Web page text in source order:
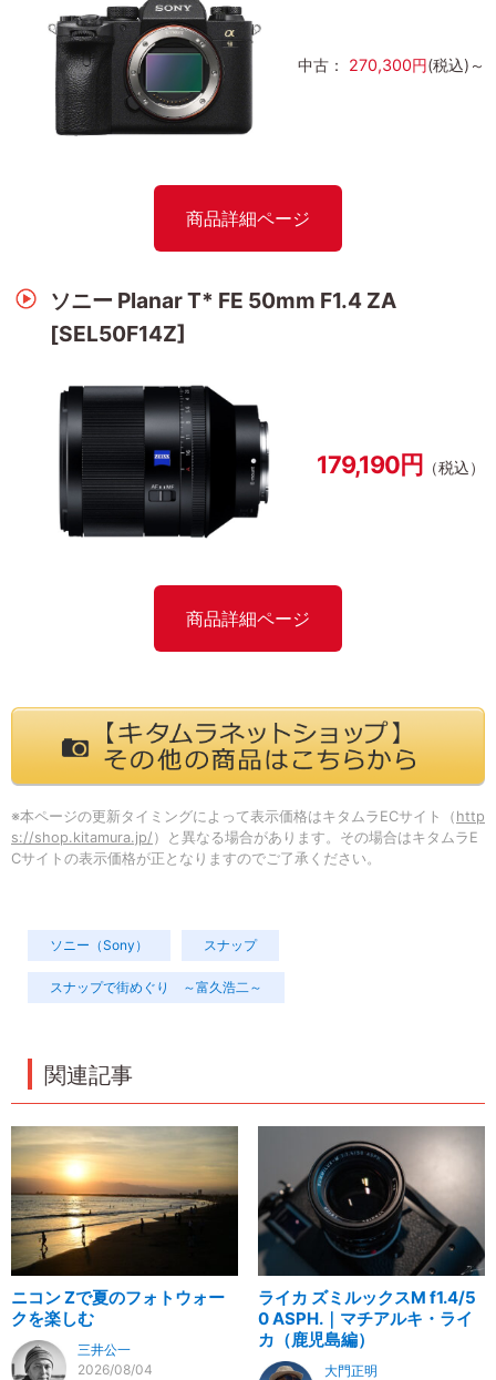
中古： 270,300円(税込)～
商品詳細ページ
ソニー Planar T* FE 50mm F1.4 ZA
[SEL50F14Z]
179,190円 （税込）
商品詳細ページ
※本ページの更新タイミングによって表示価格はキタムラECサイト（ http
s://shop.kitamura.jp/ ）と異なる場合があります。その場合はキタムラE
Cサイトの表示価格が正となりますのでご了承ください。
ソニー（Sony） スナップ
スナップで街めぐり ～富久浩二～
関連記事
ニコン Zで夏のフォトウォー
クを楽しむ
三井公一
2026/08/04
ライカ ズミルックスM f1.4/5
0 ASPH.｜マチアルキ・ライ
カ（鹿児島編）
大門正明